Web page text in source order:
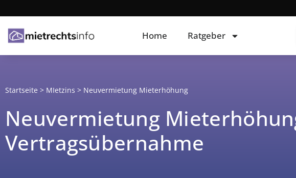
Home Ratgeber
Startseite > MIetzins > Neuvermietung Mieterhöhung
Neuvermietung
Vertragsübernahme